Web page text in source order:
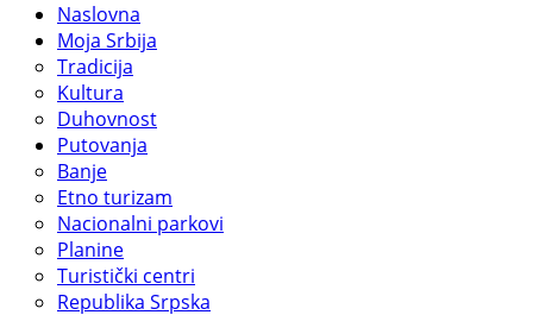
Naslovna
Moja Srbija
Tradicija
Kultura
Duhovnost
Putovanja
Banje
Etno turizam
Nacionalni parkovi
Planine
Turistički centri
Republika Srpska